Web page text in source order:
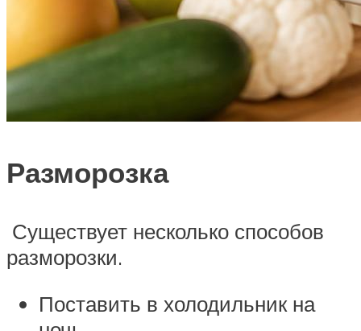
Разморозка
Существует несколько способов
разморозки.
Поставить в холодильник на